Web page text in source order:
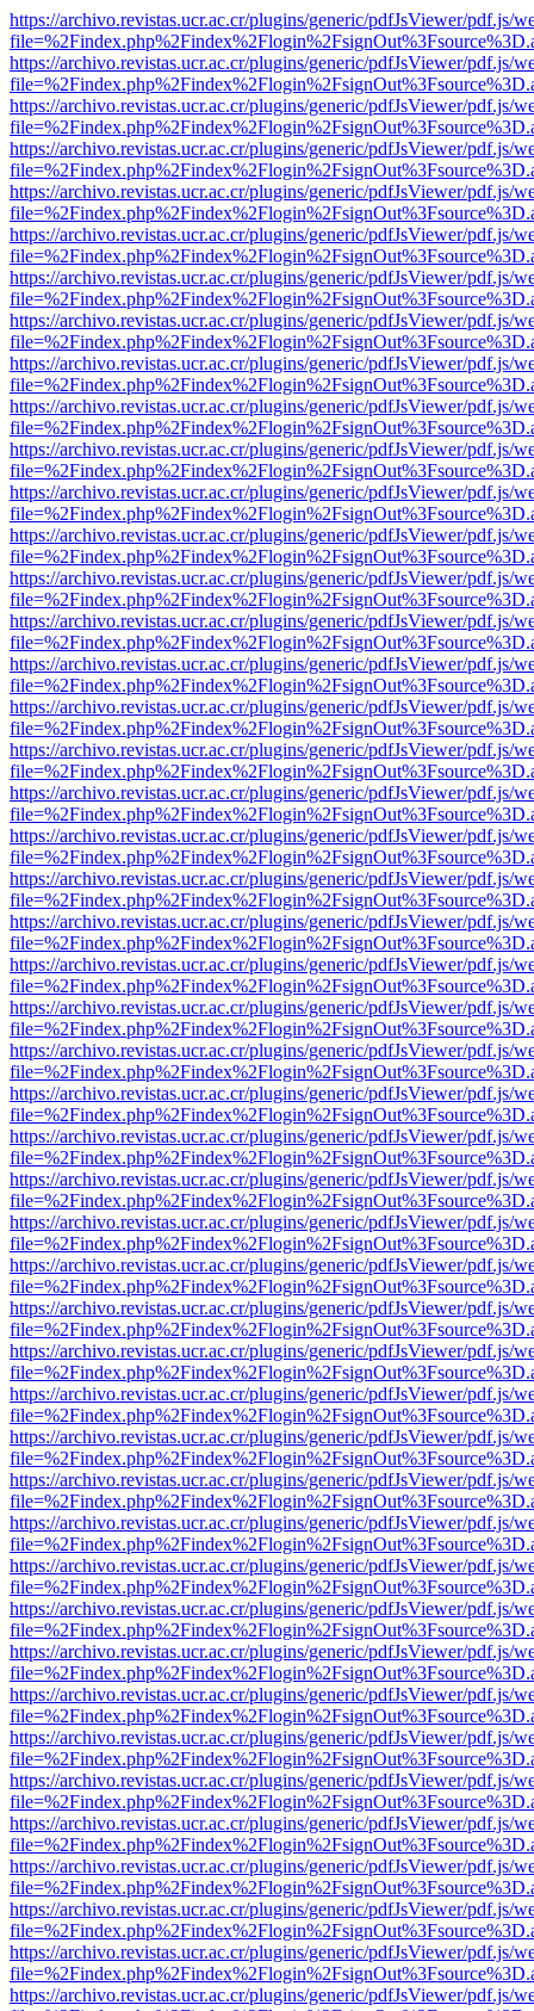
https://archivo.revistas.ucr.ac.cr/plugins/generic/pdfJsViewer/pdf.js/
https://archivo.revistas.ucr.ac.cr/plugins/generic/pdfJsViewer/pdf.js/
https://archivo.revistas.ucr.ac.cr/plugins/generic/pdfJsViewer/pdf.js/
https://archivo.revistas.ucr.ac.cr/plugins/generic/pdfJsViewer/pdf.js/
https://archivo.revistas.ucr.ac.cr/plugins/generic/pdfJsViewer/pdf.js/
https://archivo.revistas.ucr.ac.cr/plugins/generic/pdfJsViewer/pdf.js/
https://archivo.revistas.ucr.ac.cr/plugins/generic/pdfJsViewer/pdf.js/
https://archivo.revistas.ucr.ac.cr/plugins/generic/pdfJsViewer/pdf.js/
https://archivo.revistas.ucr.ac.cr/plugins/generic/pdfJsViewer/pdf.js/
https://archivo.revistas.ucr.ac.cr/plugins/generic/pdfJsViewer/pdf.js/
https://archivo.revistas.ucr.ac.cr/plugins/generic/pdfJsViewer/pdf.js/
https://archivo.revistas.ucr.ac.cr/plugins/generic/pdfJsViewer/pdf.js/
https://archivo.revistas.ucr.ac.cr/plugins/generic/pdfJsViewer/pdf.js/
https://archivo.revistas.ucr.ac.cr/plugins/generic/pdfJsViewer/pdf.js/
https://archivo.revistas.ucr.ac.cr/plugins/generic/pdfJsViewer/pdf.js/
https://archivo.revistas.ucr.ac.cr/plugins/generic/pdfJsViewer/pdf.js/
https://archivo.revistas.ucr.ac.cr/plugins/generic/pdfJsViewer/pdf.js/
https://archivo.revistas.ucr.ac.cr/plugins/generic/pdfJsViewer/pdf.js/
https://archivo.revistas.ucr.ac.cr/plugins/generic/pdfJsViewer/pdf.js/
https://archivo.revistas.ucr.ac.cr/plugins/generic/pdfJsViewer/pdf.js/
https://archivo.revistas.ucr.ac.cr/plugins/generic/pdfJsViewer/pdf.js/
https://archivo.revistas.ucr.ac.cr/plugins/generic/pdfJsViewer/pdf.js/
https://archivo.revistas.ucr.ac.cr/plugins/generic/pdfJsViewer/pdf.js/
https://archivo.revistas.ucr.ac.cr/plugins/generic/pdfJsViewer/pdf.js/
https://archivo.revistas.ucr.ac.cr/plugins/generic/pdfJsViewer/pdf.js/
https://archivo.revistas.ucr.ac.cr/plugins/generic/pdfJsViewer/pdf.js/
https://archivo.revistas.ucr.ac.cr/plugins/generic/pdfJsViewer/pdf.js/
https://archivo.revistas.ucr.ac.cr/plugins/generic/pdfJsViewer/pdf.js/
https://archivo.revistas.ucr.ac.cr/plugins/generic/pdfJsViewer/pdf.js/
https://archivo.revistas.ucr.ac.cr/plugins/generic/pdfJsViewer/pdf.js/
https://archivo.revistas.ucr.ac.cr/plugins/generic/pdfJsViewer/pdf.js/
https://archivo.revistas.ucr.ac.cr/plugins/generic/pdfJsViewer/pdf.js/
https://archivo.revistas.ucr.ac.cr/plugins/generic/pdfJsViewer/pdf.js/
https://archivo.revistas.ucr.ac.cr/plugins/generic/pdfJsViewer/pdf.js/
https://archivo.revistas.ucr.ac.cr/plugins/generic/pdfJsViewer/pdf.js/
https://archivo.revistas.ucr.ac.cr/plugins/generic/pdfJsViewer/pdf.js/
https://archivo.revistas.ucr.ac.cr/plugins/generic/pdfJsViewer/pdf.js/
https://archivo.revistas.ucr.ac.cr/plugins/generic/pdfJsViewer/pdf.js/
https://archivo.revistas.ucr.ac.cr/plugins/generic/pdfJsViewer/pdf.js/
https://archivo.revistas.ucr.ac.cr/plugins/generic/pdfJsViewer/pdf.js/
https://archivo.revistas.ucr.ac.cr/plugins/generic/pdfJsViewer/pdf.js/
https://archivo.revistas.ucr.ac.cr/plugins/generic/pdfJsViewer/pdf.js/
https://archivo.revistas.ucr.ac.cr/plugins/generic/pdfJsViewer/pdf.js/
https://archivo.revistas.ucr.ac.cr/plugins/generic/pdfJsViewer/pdf.js/
https://archivo.revistas.ucr.ac.cr/plugins/generic/pdfJsViewer/pdf.js/
https://archivo.revistas.ucr.ac.cr/plugins/generic/pdfJsViewer/pdf.js/
https://archivo.revistas.ucr.ac.cr/plugins/generic/pdfJsViewer/pdf.js/